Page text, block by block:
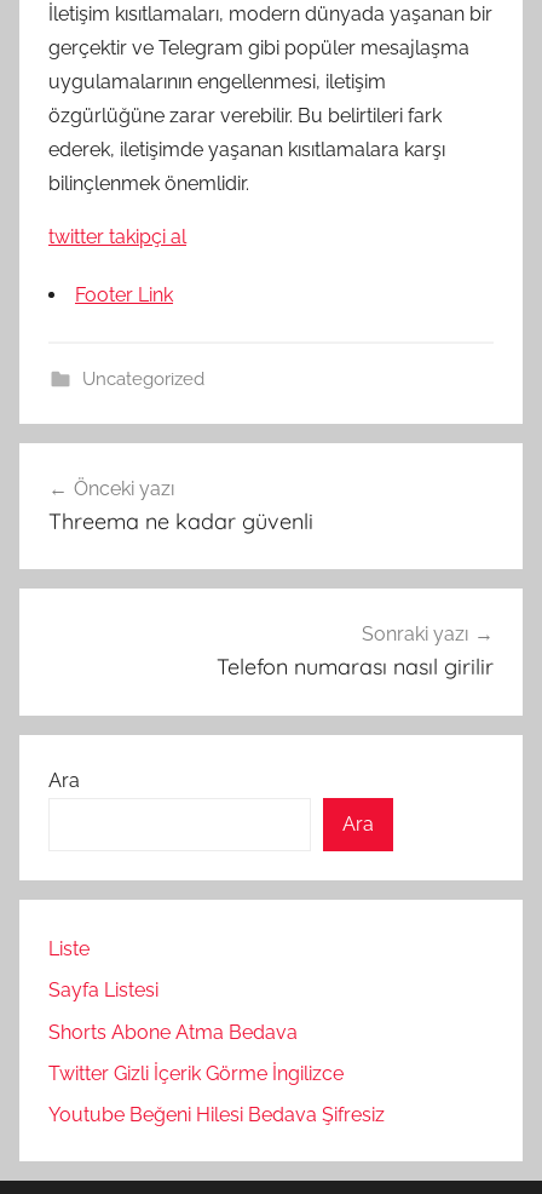
İletişim kısıtlamaları, modern dünyada yaşanan bir
gerçektir ve Telegram gibi popüler mesajlaşma
uygulamalarının engellenmesi, iletişim
özgürlüğüne zarar verebilir. Bu belirtileri fark
ederek, iletişimde yaşanan kısıtlamalara karşı
bilinçlenmek önemlidir.
twitter takipçi al
Footer Link
Uncategorized
gezinmesi
Önceki yazı
Threema ne kadar güvenli
Sonraki yazı
Telefon numarası nasıl girilir
Ara
Ara
Liste
Sayfa Listesi
Shorts Abone Atma Bedava
Twitter Gizli İçerik Görme İngilizce
Youtube Beğeni Hilesi Bedava Şifresiz